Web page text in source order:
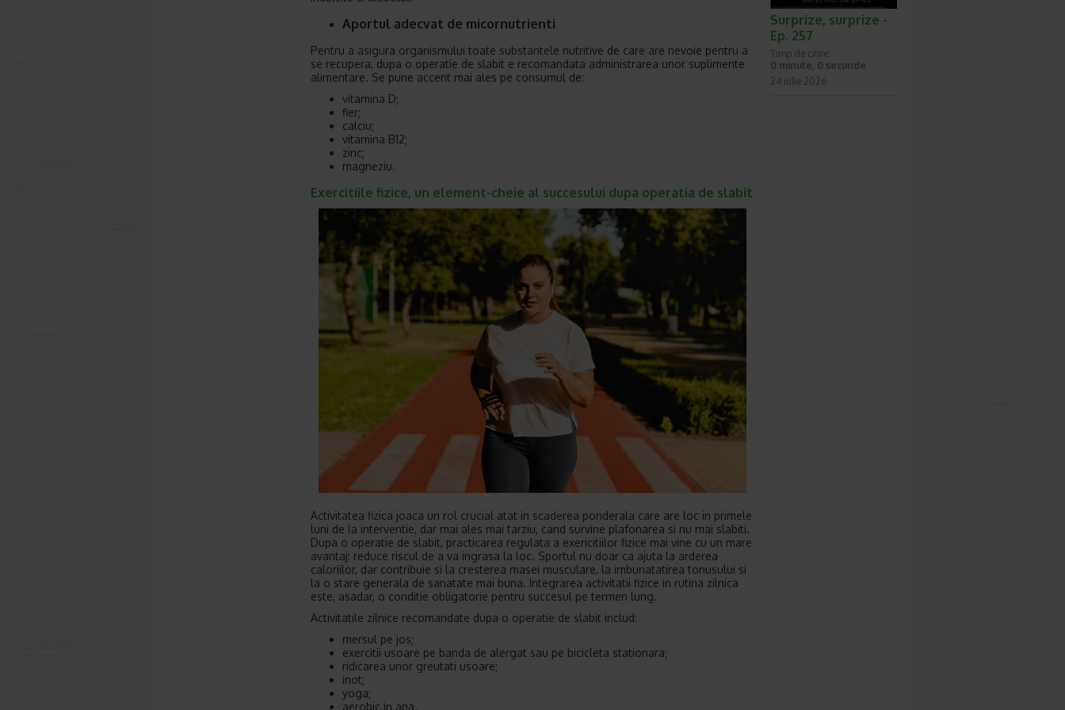
Aportul adecvat de micornutrienti
Pentru a asigura organismului toate substantele nutritive de care are nevoie pentru a
se recupera, dupa o operatie de slabit e recomandata administrarea unor suplimente
alimentare. Se pune accent mai ales pe consumul de:
vitamina D;
fier;
calciu;
vitamina B12;
zinc;
magneziu.
Exercitiile fizice, un element-cheie al succesului dupa operatia de slabit
Activitatea fizica joaca un rol crucial atat in scaderea ponderala care are loc in primele
luni de la interventie, dar mai ales mai tarziu, cand survine plafonarea si nu mai slabiti.
Dupa o operatie de slabit, practicarea regulata a exericitiilor fizice mai vine cu un mare
avantaj: reduce riscul de a va ingrasa la loc. Sportul nu doar ca ajuta la arderea
caloriilor, dar contribuie si la cresterea masei musculare, la imbunatatirea tonusului si
la o stare generala de sanatate mai buna. Integrarea activitatii fizice in rutina zilnica
este, asadar, o conditie obligatorie pentru succesul pe termen lung.
Activitatile zilnice recomandate dupa o operatie de slabit includ:
mersul pe jos;
exercitii usoare pe banda de alergat sau pe bicicleta stationara;
ridicarea unor greutati usoare;
inot;
yoga;
aerobic in apa.
Surprize, surprize -
Ep. 257
Timp de citire:
0 minute, 0 secunde
24 iulie 2026